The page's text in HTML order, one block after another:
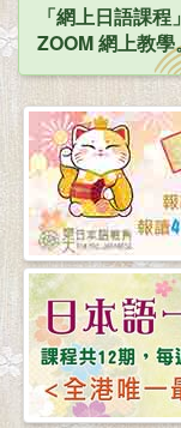
「網上日語課
ZOOM 網上教